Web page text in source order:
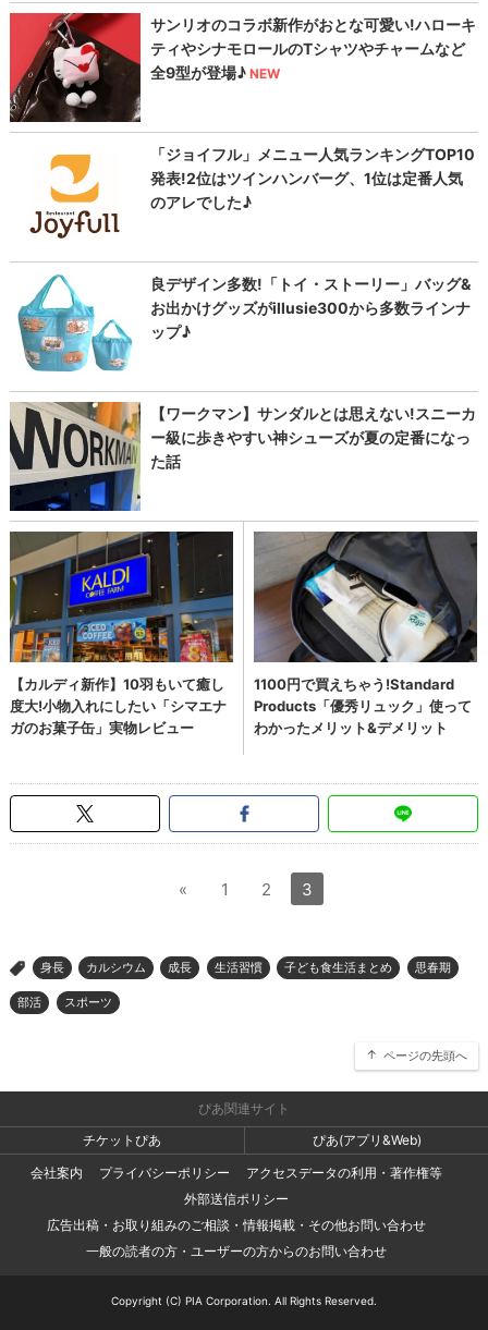
« 1 2 3
> 身長 カルシウム 成長 生活習慣 子ども食生活まとめ 思春期
部活 スポーツ
ページの先頭へ
ぴあ関連サイト
チケットぴあ
ぴあ(アプリ&Web)
会社案内
プライバシーポリシー
アクセスデータの利用・著作権等
外部送信ポリシー
広告出稿・お取り組みのご相談・情報掲載・その他お問い合わせ
一般の読者の方・ユーザーの方からのお問い合わせ
Copyright (C) PIA Corporation. All Rights Reserved.